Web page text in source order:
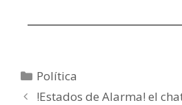
Política
!Estados de Alarma! el